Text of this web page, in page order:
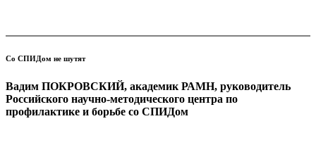
Со СПИДом не шутят
Вадим ПОКРОВСКИЙ, академик РАМН, руководитель
Российского научно-методического центра по
профилактике и борьбе со СПИДом